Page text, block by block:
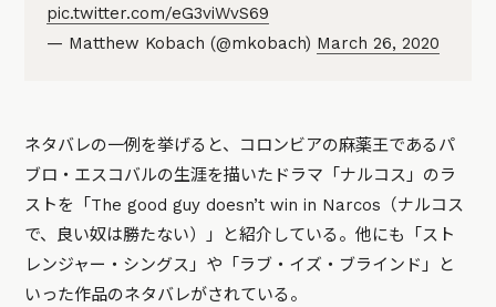
pic.twitter.com/eG3viWvS69
— Matthew Kobach (@mkobach) March 26, 2020
ネタバレの一例を挙げると、コロンビアの麻薬王であるパ
ブロ・エスコバルの生涯を描いたドラマ「ナルコス」のラ
ストを「The good guy doesn’t win in Narcos（ナルコス
で、良い奴は勝たない）」と紹介している。他にも「スト
レンジャー・シングス」や「ラブ・イズ・ブラインド」と
いった作品のネタバレがされている。